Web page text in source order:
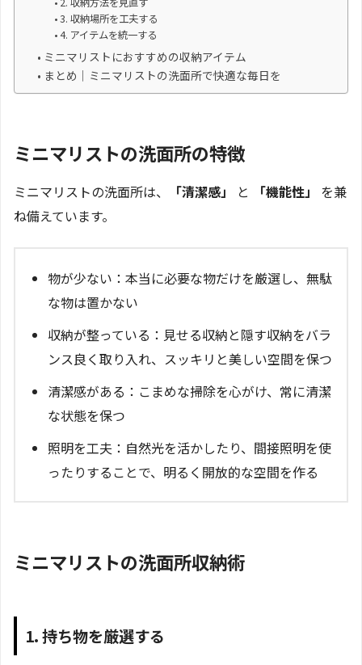
3. 収納場所を工夫する
4. アイテムを統一する
ミニマリストにおすすめの収納アイテム
まとめ｜ミニマリストの洗面所で快適な毎日を
ミニマリストの洗面所の特徴
ミニマリストの洗面所は、 「清潔感」 と 「機能性」
を兼
ね備えています。
物が少ない：本当に必要な物だけを厳選し、無駄
な物は置かない
収納が整っている：見せる収納と隠す収納をバラ
ンス良く取り入れ、スッキリと美しい空間を保つ
清潔感がある：こまめな掃除を心がけ、常に清潔
な状態を保つ
照明を工夫：自然光を活かしたり、間接照明を使
ったりすることで、明るく開放的な空間を作る
ミニマリストの洗面所収納術
1. 持ち物を厳選する